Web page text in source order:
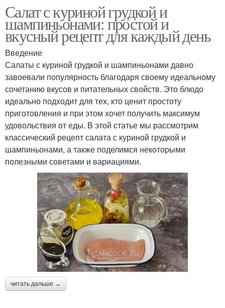
Салат с куриной грудкой и
шампиньонами: простой и
вкусный рецепт для каждый день
Введение
Салаты с куриной грудкой и шампиньонами давно
завоевали популярность благодаря своему идеальному
сочетанию вкусов и питательных свойств. Это блюдо
идеально подходит для тех, кто ценит простоту
приготовления и при этом хочет получить максимум
удовольствия от еды. В этой статье мы рассмотрим
классический рецепт салата с куриной грудкой и
шампиньонами, а также поделимся некоторыми
полезными советами и вариациями.
читать дальше →